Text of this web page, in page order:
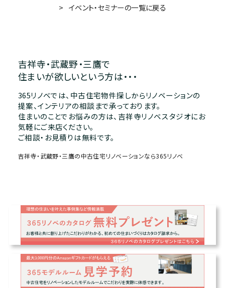
イベント・セミナーの一覧に戻る
吉祥寺・武蔵野・三鷹で
住まいが欲しいという方は・・・
365リノベでは、中古住宅物件探しからリノベーションの
提案、インテリアの相談まで承っております。
住まいのことでお悩みの方は、吉祥寺リノベスタジオにお
気軽にご来店ください。
ご相談・お見積りは無料です。
吉祥寺・武蔵野・三鷹の中古住宅リノベーションなら365リノベ